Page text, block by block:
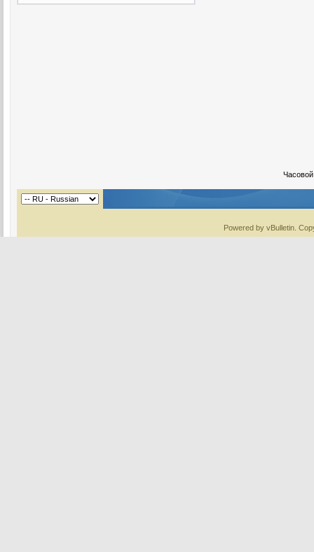
Powered by vBulletin.